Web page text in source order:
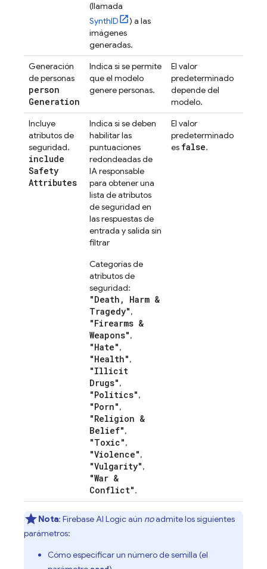
(llamada
SynthID
) a las
imágenes
generadas.
Generación
de personas
person
Generation
Indica si se permite
que el modelo
genere personas.
El valor
predeterminado
depende del
modelo.
Incluye
atributos de
seguridad.
include
Safety
Attributes
Indica si se deben
habilitar las
puntuaciones
redondeadas de
IA responsable
para obtener una
lista de atributos
de seguridad en
las respuestas de
entrada y salida sin
filtrar
Categorías de
atributos de
seguridad:
"Death, Harm &
Tragedy",
"Firearms &
Weapons",
"Hate",
"Health",
"Illicit
Drugs",
"Politics",
"Porn",
"Religion &
Belief",
"Toxic",
"Violence",
"Vulgarity",
"War &
Conflict".
El valor
predeterminado
es false.
Nota: Firebase AI Logicaún noadmite los siguientes
parámetros:
Cómo especificar un número de semilla (el